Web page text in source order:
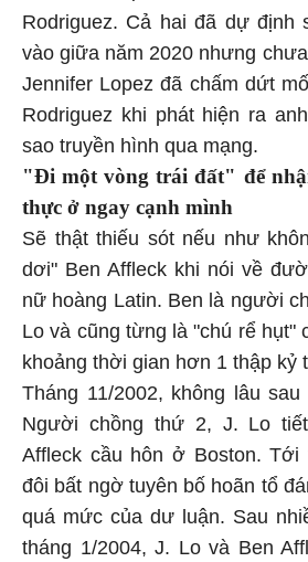
Rodriguez. Cả hai đã dự định
vào giữa năm 2020 nhưng
Jennifer Lopez đã chấm dứt
Rodriguez khi phát hiện ra
sao truyền hình qua mạng.
"Đi một vòng trái đất" để
thực ở ngay cạnh mình
Sẽ thật thiếu sót nếu như
dơi" Ben Affleck khi nói về
nữ hoàng Latin. Ben là người
Lo và cũng từng là "chú rể hụt"
khoảng thời gian hơn 1 thập kỷ
Tháng 11/2002, không lâu
Người chồng thứ 2, J. Lo
Affleck cầu hôn ở Boston. Tới
đôi bất ngờ tuyên bố hoãn tổ
quá mức của dư luận. Sau
tháng 1/2004, J. Lo và Ben